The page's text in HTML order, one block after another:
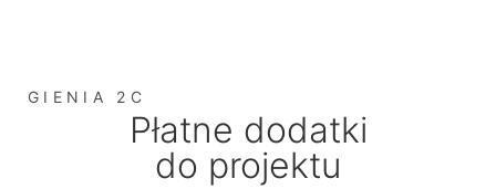
GIENIA 2C
Płatne dodatki
do projektu